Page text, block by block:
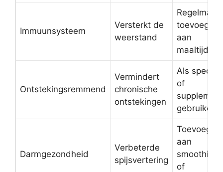
Immuunsysteem
Versterkt de
weerstand
Regelmatig
toevoegen
aan
maaltijden
Ontstekingsremmend
Vermindert
chronische
ontstekingen
Als specerij
of
supplement
gebruiken
Darmgezondheid
Verbeterde
spijsvertering
Toevoegen
aan
smoothies
of